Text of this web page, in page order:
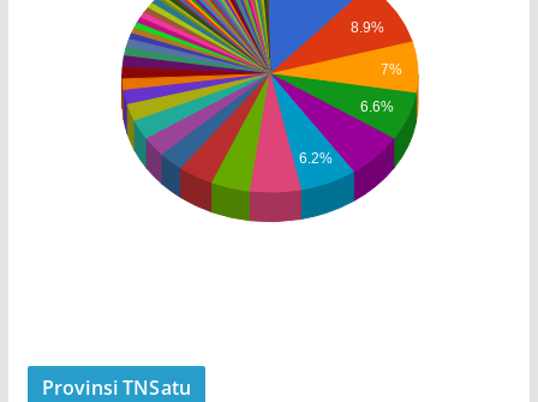
8.9%
7%
6.6%
6.2%
Provinsi TNSatu